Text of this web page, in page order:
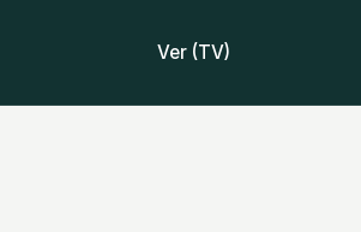
Ver (TV)